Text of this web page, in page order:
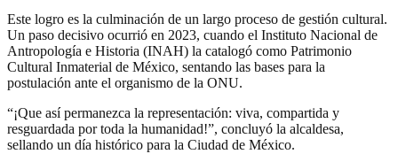
Este logro es la culminación de un largo proceso de gestión cultural.
Un paso decisivo ocurrió en 2023, cuando el Instituto Nacional de
Antropología e Historia (INAH) la catalogó como Patrimonio
Cultural Inmaterial de México, sentando las bases para la
postulación ante el organismo de la ONU.
“¡Que así permanezca la representación: viva, compartida y
resguardada por toda la humanidad!”, concluyó la alcaldesa,
sellando un día histórico para la Ciudad de México.